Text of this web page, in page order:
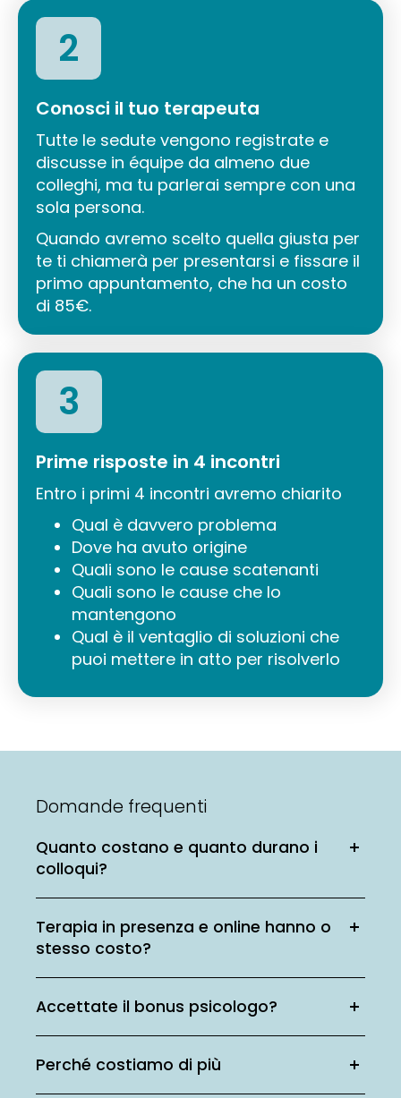
2
Conosci il tuo terapeuta
Tutte le sedute vengono registrate e
discusse in équipe da almeno due
colleghi, ma tu parlerai sempre con una
sola persona.
Quando avremo scelto quella giusta per
te ti chiamerà per presentarsi e fissare il
primo appuntamento, che ha un costo
di 85€.
3
Prime risposte in 4 incontri
Entro i primi 4 incontri avremo chiarito
Qual è davvero problema
Dove ha avuto origine
Quali sono le cause scatenanti
Quali sono le cause che lo
mantengono
Qual è il ventaglio di soluzioni che
puoi mettere in atto per risolverlo
Domande frequenti
Quanto costano e quanto durano i
colloqui?
Terapia in presenza e online hanno o
stesso costo?
Accettate il bonus psicologo?
Perché costiamo di più